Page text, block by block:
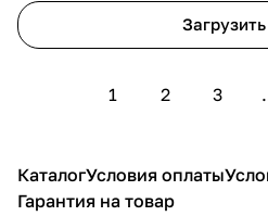
1 2 3
КаталогУсловия оплаты
Гарантия на товар